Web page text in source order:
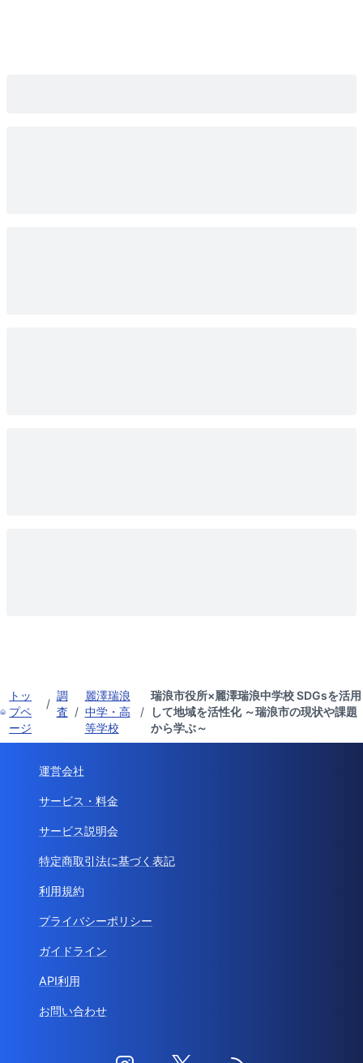
トッ
プペ
ージ
/
調
査 /
麗澤瑞浪
中学・高
等学校
/
瑞浪市役所×麗澤瑞浪中学校 SDGsを活用
して地域を活性化 ～瑞浪市の現状や課題
から学ぶ～
運営会社
サービス・料金
サービス説明会
特定商取引法に基づく表記
利用規約
プライバシーポリシー
ガイドライン
API利用
お問い合わせ